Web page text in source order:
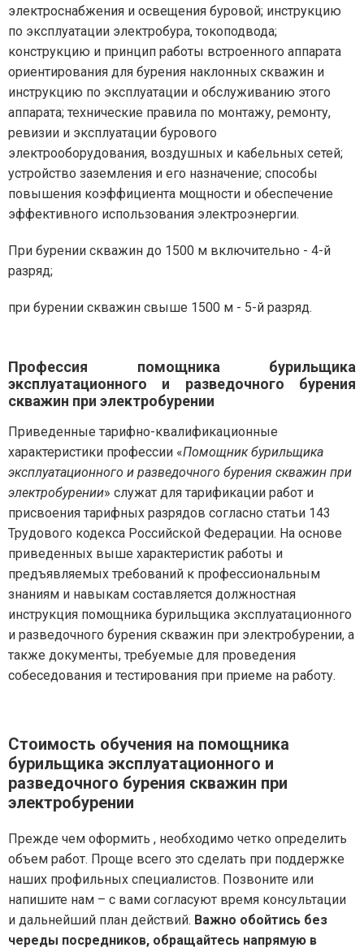
электроснабжения и освещения буровой; инструкцию
по эксплуатации электробура, токоподвода;
конструкцию и принцип работы встроенного аппарата
ориентирования для бурения наклонных скважин и
инструкцию по эксплуатации и обслуживанию этого
аппарата; технические правила по монтажу, ремонту,
ревизии и эксплуатации бурового
электрооборудования, воздушных и кабельных сетей;
устройство заземления и его назначение; способы
повышения коэффициента мощности и обеспечение
эффективного использования электроэнергии.
При бурении скважин до 1500 м включительно - 4-й
разряд;
при бурении скважин свыше 1500 м - 5-й разряд.
Профессия помощника бурильщика
эксплуатационного и разведочного бурения
скважин при электробурении
Приведенные тарифно-квалификационные
характеристики профессии «Помощник бурильщика
эксплуатационного и разведочного бурения скважин при
электробурении» служат для тарификации работ и
присвоения тарифных разрядов согласно статьи 143
Трудового кодекса Российской Федерации. На основе
приведенных выше характеристик работы и
предъявляемых требований к профессиональным
знаниям и навыкам составляется должностная
инструкция помощника бурильщика эксплуатационного
и разведочного бурения скважин при электробурении, а
также документы, требуемые для проведения
собеседования и тестирования при приеме на работу.
Стоимость обучения на помощника
бурильщика эксплуатационного и
разведочного бурения скважин при
электробурении
Прежде чем оформить , необходимо четко определить
объем работ. Проще всего это сделать при поддержке
наших профильных специалистов. Позвоните или
напишите нам – с вами согласуют время консультации
и дальнейший план действий. Важно обойтись без
череды посредников, обращайтесь напрямую в